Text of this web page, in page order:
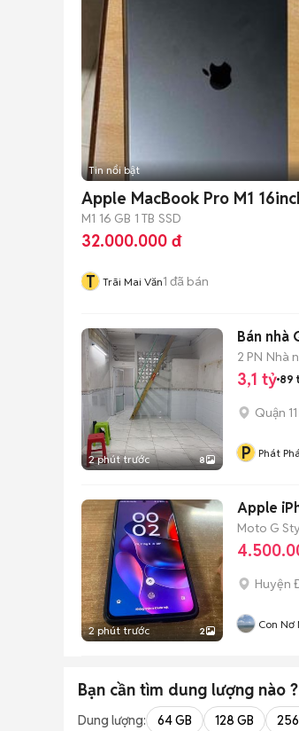
Tin nổi bật
Apple MacBook Pro M1
M1 16 GB 1 TB SSD
32.000.000 đ
T Trãi Mai Văn1 đã bán
2 phút trước 8
Bán nhà
2 PN Nhà
3,1 tỷ 89
Quận 11
P Phát
2 phút trước 2
Apple
Moto G
Huyện
Con Nơ
Bạn cần tìm dung lượng nào ?
Dung lượng: 64 GB 128 GB